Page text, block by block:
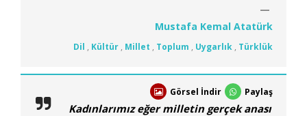
Mustafa Kemal Atatürk
Dil , Kültür , Millet , Toplum , Uygarlık , Türklük
Görsel İndir Paylaş
Kadınlarımız eğer milletin gerçek anası